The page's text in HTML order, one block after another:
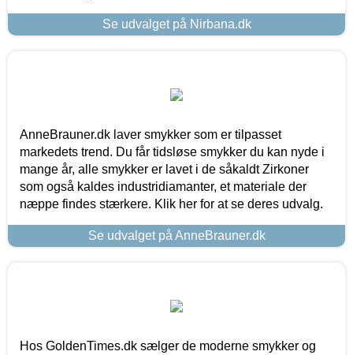
Se udvalget på Nirbana.dk
AnneBrauner.dk laver smykker som er tilpasset
markedets trend. Du får tidsløse smykker du kan nyde i
mange år, alle smykker er lavet i de såkaldt Zirkoner
som også kaldes industridiamanter, et materiale der
næppe findes stærkere. Klik her for at se deres udvalg.
Se udvalget på AnneBrauner.dk
Hos GoldenTimes.dk sælger de moderne smykker og